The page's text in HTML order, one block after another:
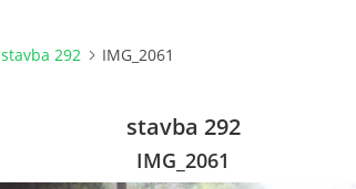
stavba 292 IMG_2061
stavba 292
IMG_2061